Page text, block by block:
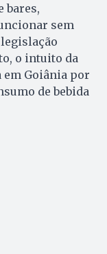
bares,
sem
o intuito da
em Goiânia por
de bebida